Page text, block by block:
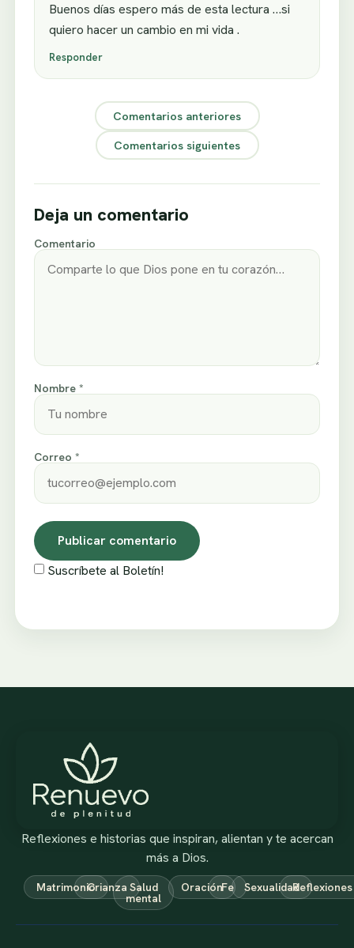
Buenos días espero más de esta lectura …si
quiero hacer un cambio en mi vida .
Responder
Comentarios anteriores
Comentarios siguientes
Deja un comentario
Comentario
Nombre *
Correo *
Suscríbete al Boletín!
Reflexiones e historias que inspiran, alientan y te acercan
más a Dios.
MatrimonioCrianza Salud
mental
OraciónFe SexualidadReflexiones